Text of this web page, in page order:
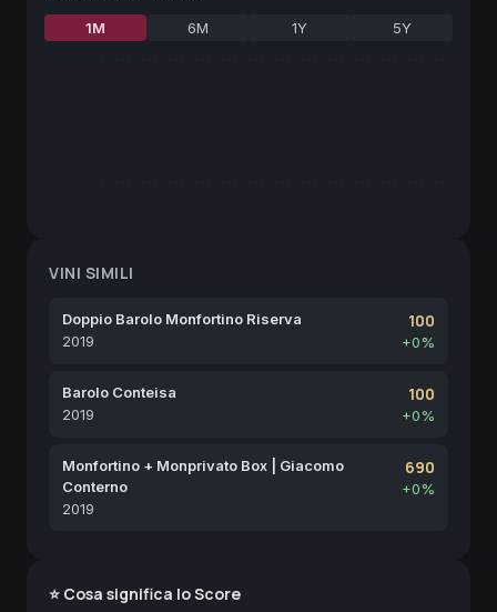
1M 6M 1Y 5Y
VINI SIMILI
Doppio Barolo Monfortino Riserva
2019
100
+0%
Barolo Conteisa
2019
100
+0%
Monfortino + Monprivato Box | Giacomo
Conterno
2019
690
+0%
⭐ Cosa significa lo Score